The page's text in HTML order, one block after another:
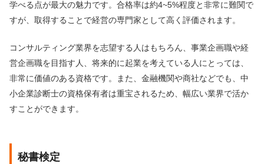
学べる点が最大の魅力です。合格率は約4~5%程度と非常に難関で
すが、取得することで経営の専門家として高く評価されます。
コンサルティング業界を志望する人はもちろん、事業企画職や経
営企画職を目指す人、将来的に起業を考えている人にとっては、
非常に価値のある資格です。また、金融機関や商社などでも、中
小企業診断士の資格保有者は重宝されるため、幅広い業界で活か
すことができます。
秘書検定